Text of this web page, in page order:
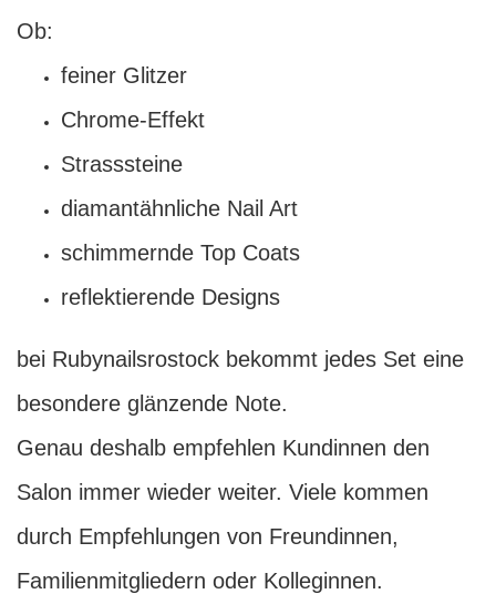
Ob:
feiner Glitzer
Chrome-Effekt
Strasssteine
diamantähnliche Nail Art
schimmernde Top Coats
reflektierende Designs
bei Rubynailsrostock bekommt jedes Set eine
besondere glänzende Note.
Genau deshalb empfehlen Kundinnen den
Salon immer wieder weiter. Viele kommen
durch Empfehlungen von Freundinnen,
Familienmitgliedern oder Kolleginnen.